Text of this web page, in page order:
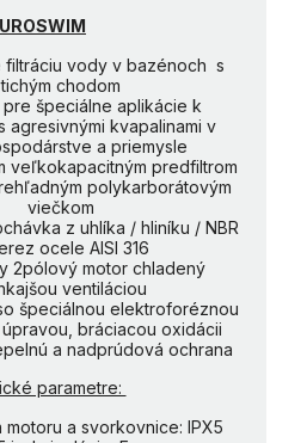
filtráciu vody v bazénoch s
tichým chodom
špeciálne aplikácie k
agresivnými kvapalinami v
a priemysle
veľkokapacitným predfiltrom
polykarborátovým
viečkom
z uhlíka / hliníku / NBR
ocele AISI 316
2pólový motor chladený
ventiláciou
špeciálnou elektroforéznou
bráciacou oxidácii
a nadprúdová ochrana
parametre:
motoru a svorkovnice: IPX5